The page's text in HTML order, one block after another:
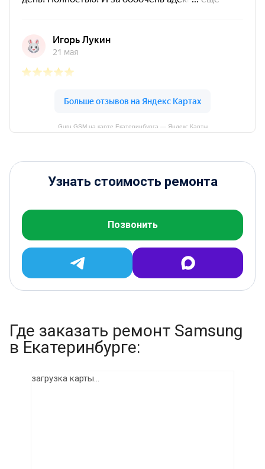
Guru GSM на карте Екатеринбурга — Яндекс Карты
Узнать стоимость ремонта
Позвонить
Где заказать ремонт Samsung
в Екатеринбурге:
загрузка карты...